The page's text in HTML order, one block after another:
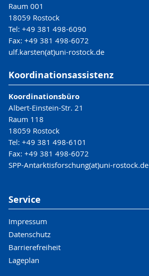
Raum 001
18059 Rostock
Tel: +49 381 498-6090
Fax: +49 381 498-6072
ulf.karsten(at)uni-rostock.de
Koordinationsassistenz
Koordinationsbüro
Albert-Einstein-Str. 21
Raum 118
18059 Rostock
Tel: +49 381 498-6101
Fax: +49 381 498-6072
SPP-Antarktisforschung(at)uni-rostock.de
Service
Impressum
Datenschutz
Barrierefreiheit
Lageplan